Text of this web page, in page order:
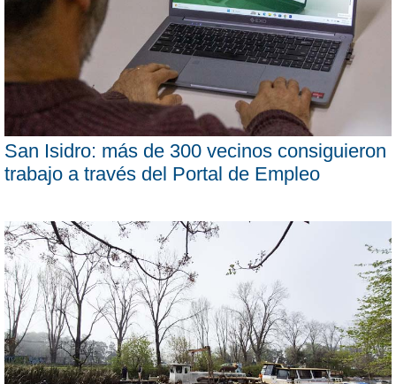
San Isidro: más de 300 vecinos consiguieron
trabajo a través del Portal de Empleo